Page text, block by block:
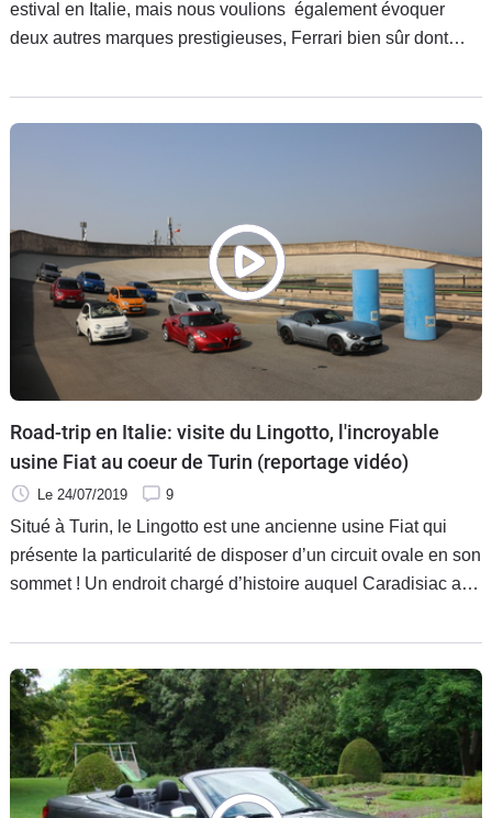
estival en Italie, mais nous voulions également évoquer
deux autres marques prestigieuses, Ferrari bien sûr dont
Lancia, marque attachante dont nous parle Nino Romeo, un
collectionneur de Lancia que Caradisiac a déniché dans la
Road-trip en Italie: visite du Lingotto, l'incroyable
usine Fiat au coeur de Turin (reportage vidéo)
Le 24/07/2019 9
Situé à Turin, le Lingotto est une ancienne usine Fiat qui
présente la particularité de disposer d’un circuit ovale en son
sommet ! Un endroit chargé d’histoire auquel Caradisiac a
de ce road-trip italien.